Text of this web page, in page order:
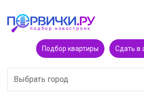
Подбор квартиры Сдать в
Выбрать город